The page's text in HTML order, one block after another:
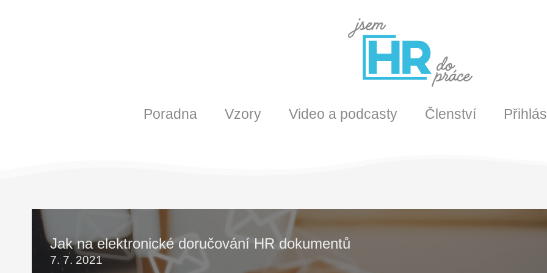
Poradna Vzory Video a podcasty Členství
Jak na elektronické doručování HR dokumentů
7. 7. 2021